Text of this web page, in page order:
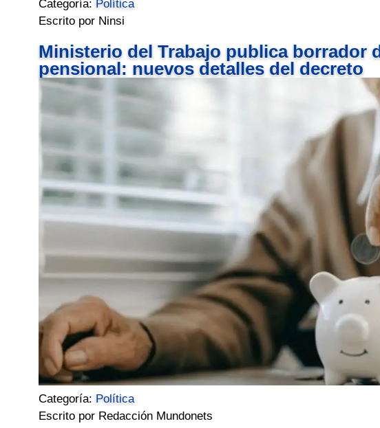
Categoría: Política
Escrito por Ninsi
Ministerio del Trabajo publica borrador
pensional: nuevos detalles del decreto
Categoría: Política
Escrito por Redacción Mundonets